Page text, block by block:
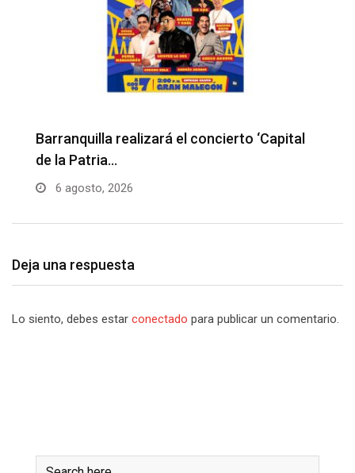
Barranquilla realizará el concierto ‘Capital
de la Patria…
6 agosto, 2026
Deja una respuesta
Lo siento, debes estar conectado para publicar un comentario.